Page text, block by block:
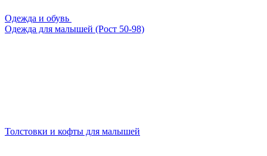
Одежда и обувь
Одежда для малышей (Рост 50-98)
Толстовки и кофты для малышей